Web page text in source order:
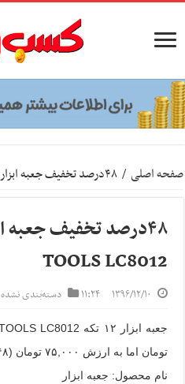
صفحه اصلی / ۴۸درصد تخفیف جعبه ابزار ۱۲ تکه LECHG TOOLS LC8012
TOOLS LC8012
۱۳۹۶/۱۲/۱۰ ۱۱:۲۴ دسته‌بندی نشده
جعبه ابزار ۱۲ تکه LECHG TOOLS LC8012 تنها با پرداخت
تومان اما به ارزش
تومان (۴۸ درصد تخفیف)
نام محصول: جعبه ابزار